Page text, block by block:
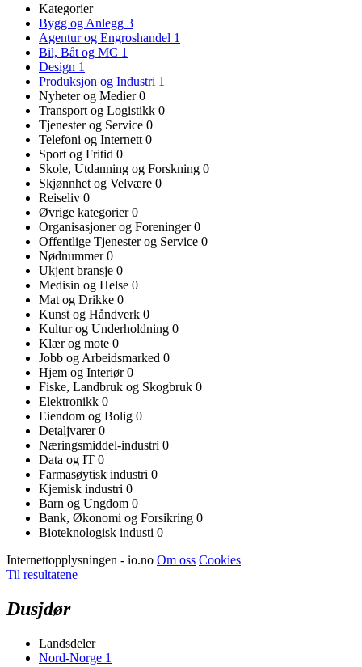
Kategorier
Bygg og Anlegg 3
Agentur og Engroshandel 1
Bil, Båt og MC 1
Design 1
Produksjon og Industri 1
Nyheter og Medier0
Transport og Logistikk 0
Tjenester og Service 0
Telefoni og Internett 0
Sport og Fritid 0
Skole, Utdanning og Forskning 0
Skjønnhet og Velvære 0
Reiseliv 0
Øvrige kategorier0
Organisasjoner og Foreninger0
Offentlige Tjenester og Service 0
Nødnummer0
Ukjent bransje 0
Medisin og Helse 0
Mat og Drikke 0
Kunst og Håndverk 0
Kultur og Underholdning 0
Klær og mote 0
Jobb og Arbeidsmarked 0
Hjem og Interiør0
Fiske, Landbruk og Skogbruk 0
Elektronikk 0
Eiendom og Bolig 0
Detaljvarer0
Næringsmiddel-industri 0
Data og IT 0
Farmasøytisk industri 0
Kjemisk industri 0
Barn og Ungdom 0
Bank, Økonomi og Forsikring 0
Bioteknologisk industi 0
Internettopplysningen - io.no Om oss Cookies
Til resultatene
Dusjdør
Landsdeler
Nord-Norge 1